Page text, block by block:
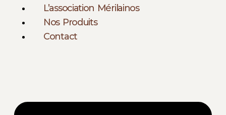
L’association Mérilainos
Nos Produits
Contact